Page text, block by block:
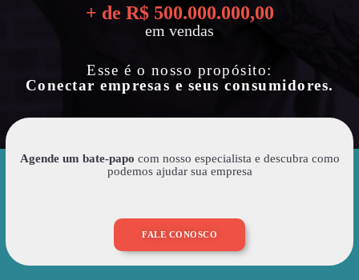
+ de R$ 500.000.000,00
em vendas
Esse é o nosso propósito:
Conectar empresas e seus consumidores.
Agende um bate-papo com nosso especialista e descubra como
podemos ajudar sua empresa
FALE CONOSCO